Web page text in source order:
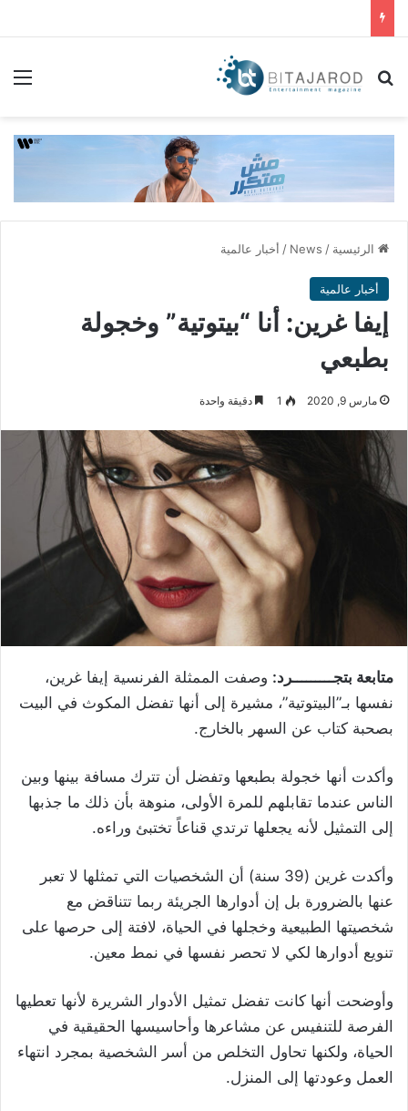
بحث عن
الرئيسية /
News
/ أخبار عالمية
أخبار عالمية
إيفا غرين: أنا “بيتوتية” وخجولة
بطبعي
مارس 9, 2020 1 دقيقة واحدة
متابعة بتجـــــــــرد: وصفت الممثلة الفرنسية إيفا غرين،
نفسها بـ”البيتوتية”، مشيرة إلى أنها تفضل المكوث في البيت
بصحبة كتاب عن السهر بالخارج.
وأكدت أنها خجولة بطبعها وتفضل أن تترك مسافة بينها وبين
الناس عندما تقابلهم للمرة الأولى، منوهة بأن ذلك ما جذبها
إلى التمثيل لأنه يجعلها ترتدي قناعاً تختبئ وراءه.
وأكدت غرين (39 سنة) أن الشخصيات التي تمثلها لا تعبر
عنها بالضرورة بل إن أدوارها الجريئة ربما تتناقض مع
شخصيتها الطبيعية وخجلها في الحياة، لافتة إلى حرصها على
تنويع أدوارها لكي لا تحصر نفسها في نمط معين.
وأوضحت أنها كانت تفضل تمثيل الأدوار الشريرة لأنها تعطيها
الفرصة للتنفيس عن مشاعرها وأحاسيسها الحقيقية في
الحياة، ولكنها تحاول التخلص من أسر الشخصية بمجرد انتهاء
العمل وعودتها إلى المنزل.